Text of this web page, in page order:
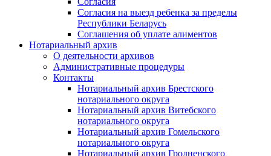
Согласия на выезд ребенка за пределы
Республики Беларусь
Соглашения об уплате алиментов
Нотариальный архив
О деятельности архивов
Административные процедуры
Контакты
Нотариальный архив Брестского
нотариального округа
Нотариальный архив Витебского
нотариального округа
Нотариальный архив Гомельского
нотариального округа
Нотариальный архив Гродненского